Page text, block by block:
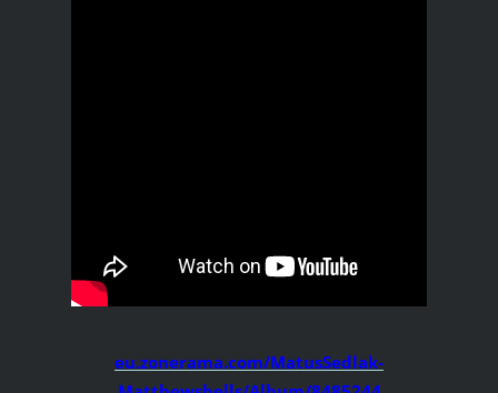
eu.zonerama.com/MatusSedlak-